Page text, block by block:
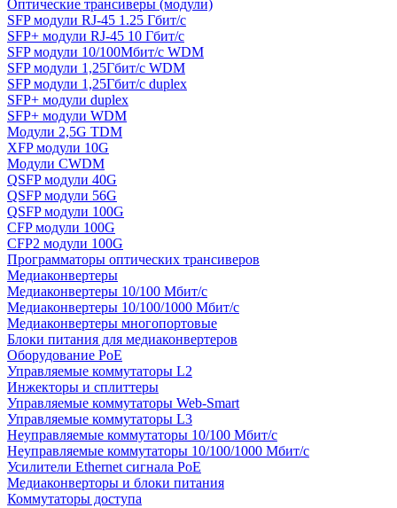
Оптические трансиверы (модули)
SFP модули RJ-45 1.25 Гбит/c
SFP+ модули RJ-45 10 Гбит/c
SFP модули 10/100Мбит/с WDM
SFP модули 1,25Гбит/с WDM
SFP модули 1,25Гбит/с duplex
SFP+ модули duplex
SFP+ модули WDM
Модули 2,5G TDM
XFP модули 10G
Модули CWDM
QSFP модули 40G
QSFP модули 56G
QSFP модули 100G
CFP модули 100G
CFP2 модули 100G
Программаторы оптических трансиверов
Медиаконвертеры
Медиаконвертеры 10/100 Мбит/с
Медиаконвертеры 10/100/1000 Мбит/c
Медиаконвертеры многопортовые
Блоки питания для медиаконвертеров
Оборудование PoE
Управляемые коммутаторы L2
Инжекторы и сплиттеры
Управляемые коммутаторы Web-Smart
Управляемые коммутаторы L3
Неуправляемые коммутаторы 10/100 Мбит/с
Неуправляемые коммутаторы 10/100/1000 Мбит/с
Усилители Ethernet сигнала PoE
Медиаконверторы и блоки питания
Коммутаторы доступа